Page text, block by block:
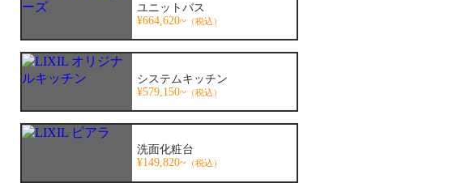
ユニットバス
¥664,620~ （税込）
システムキッチン
¥579,150~ （税込）
洗面化粧台
¥149,820~ （税込）